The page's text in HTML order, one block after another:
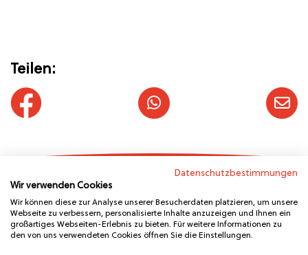
Teilen:
Datenschutzbestimmungen
Wir verwenden Cookies
Wir können diese zur Analyse unserer Besucherdaten platzieren, um unsere
Webseite zu verbessern, personalisierte Inhalte anzuzeigen und Ihnen ein
großartiges Webseiten-Erlebnis zu bieten. Für weitere Informationen zu
den von uns verwendeten Cookies öffnen Sie die Einstellungen.